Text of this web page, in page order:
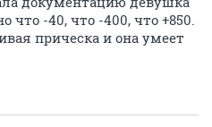
что -40, что -400, что +850.
прическа и она умеет